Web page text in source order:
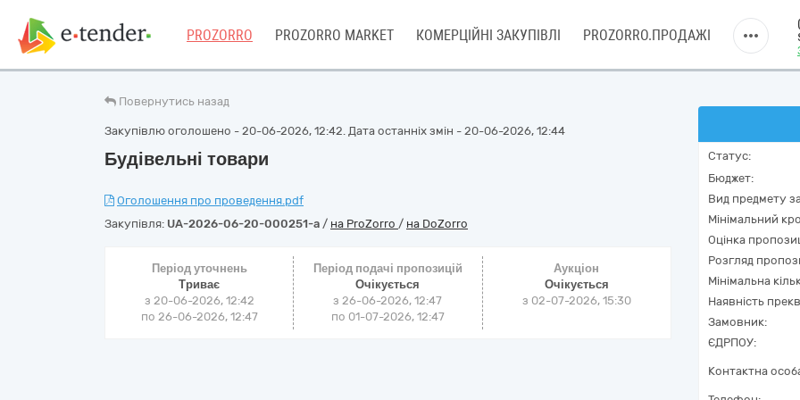
PROZORRO PROZORRO MARKET КОМЕРЦІЙНІ ЗАКУПІВЛІ PROZORRO.ПРОДАЖІ
Повернутись назад
Закупівлю оголошено - 20-06-2026, 12:42. Дата останніх змін - 20-06-2026, 12:44
Будівельні товари
Оголошення про проведення.pdf
Закупівля: UA-2026-06-20-000251-a / на ProZorro / на DoZorro
Період уточнень
Триває
з 20-06-2026, 12:42
по 26-06-2026, 12:47
Період подачі пропозицій
Очікується
з 26-06-2026, 12:47
по 01-07-2026, 12:47
Аукціон
Очікується
з 02-07-2026, 15:30
Статус:
Бюджет:
Вид предмету
Мінімальний
Оцінка
Розгляд
Мінімальна
Наявність
Замовник:
ЄДРПОУ:
Контактна